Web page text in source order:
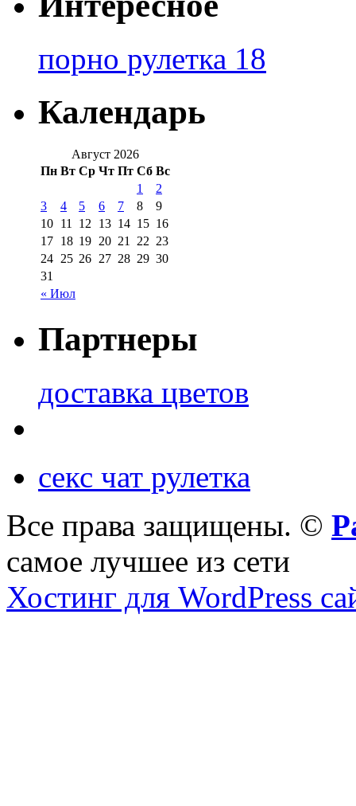
порно рулетка 18
Календарь
Август 2026
Пн Вт Ср Чт Пт Сб Вс
« Июл
1
2
3
4 5 6 7 8
9
10 11 12 13 14 15 16
17 18 19 20 21 22 23
24 25 26 27 28 29 30
31
Партнеры
доставка цветов
секс чат рулетка
Все права защищены. ©
самое лучшее из сети
Хостинг для WordPress